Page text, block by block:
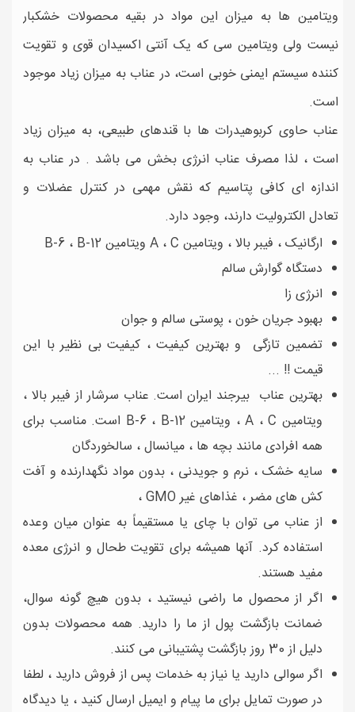
ویتامین ها به میزان این مواد در بقیه محصولات خشکبار
نیست ولی ویتامین سی که یک آنتی اکسیدان قوی و تقویت
کننده سیستم ایمنی خوبی است، در عناب به میزان زیاد موجود
است.
عناب حاوی کربوهیدرات ها با قندهای طبیعی، به میزان زیاد
است ، لذا مصرف عناب انرژی بخش می باشد . در عناب به
اندازه ای کافی پتاسیم که نقش مهمی در کنترل عضلات و
تعادل الکترولیت دارند، وجود دارد.
ارگانیک ، فیبر بالا ، ویتامین A ، C ویتامین B-6 ، B-12
دستگاه گوارش سالم
انرژی زا
بهبود جریان خون ، پوستی سالم و جوان
تضمین تازگی و بهترین کیفیت ، کیفیت بی نظیر با این
قیمت !! ...
بهترین عناب بیرجند ایران است. عناب سرشار از فیبر بالا ،
ویتامین A ، C ، ویتامین B-6 ، B-12 است. مناسب برای
همه افرادی مانند بچه ها ، میانسال ، سالخوردگان
سایه خشک ، نرم و جویدنی ، بدون مواد نگهدارنده و آفت
کش های مضر ، غذاهای غیر GMO ،
از عناب می توان با چای یا مستقیماً به عنوان میان وعده
استفاده کرد. آنها همیشه برای تقویت طحال و انرژی معده
مفید هستند.
اگر از محصول ما راضی نیستید ، بدون هیچ گونه سوال،
ضمانت بازگشت پول از ما را دارید. همه محصولات بدون
دلیل از 30 روز بازگشت پشتیبانی می کنند.
اگر سوالی دارید یا نیاز به خدمات پس از فروش دارید ، لطفا
در صورت تمایل برای ما پیام و ایمیل ارسال کنید ، یا دیدگاه